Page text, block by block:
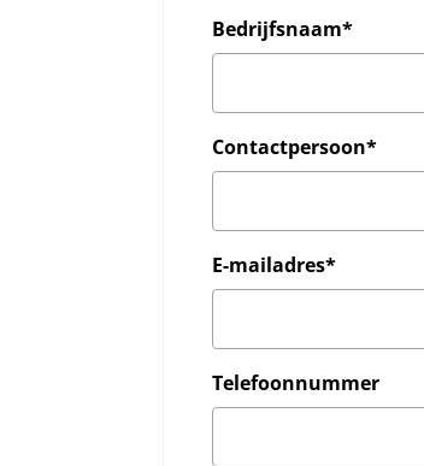
Bedrijfsnaam*
Contactpersoon*
E-mailadres*
Telefoonnummer